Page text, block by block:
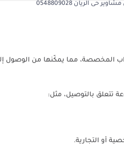
حى الريان 0548809028
المخصصة، مما يمكّنها من الوصول
تتعلق بالتوصيل، مثل:
أو التجارية.